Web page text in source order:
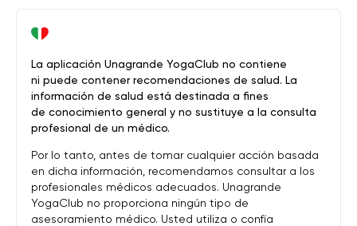
La aplicación Unagrande YogaClub no contiene
ni puede contener recomendaciones de salud. La
información de salud está destinada a fines
de conocimiento general y no sustituye a la consulta
profesional de un médico.
Por lo tanto, antes de tomar cualquier acción basada
en dicha información, recomendamos consultar a los
profesionales médicos adecuados. Unagrande
YogaClub no proporciona ningún tipo de
asesoramiento médico. Usted utiliza o confía